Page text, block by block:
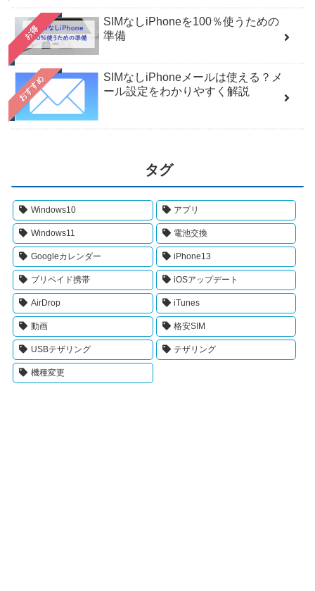
お得
SIMなしiPhoneを100％使うための
準備
おすすめ
SIMなしiPhoneメールは使える？メ
ール設定をわかりやすく解説
タグ
Windows10 アプリ
Windows11 電池交換
Googleカレンダー iPhone13
プリペイド携帯 iOSアップデート
AirDrop iTunes
動画 格安SIM
USBテザリング テザリング
機種変更